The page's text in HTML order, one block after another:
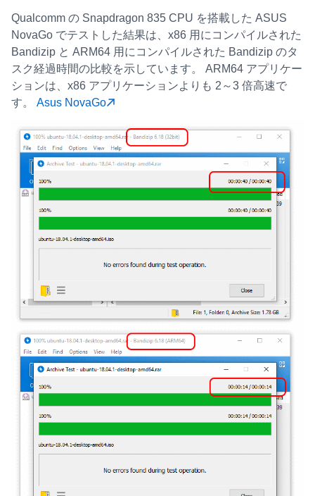
Qualcomm の Snapdragon 835 CPU を搭載した ASUS
NovaGo でテストした結果は、x86 用にコンパイルされた
Bandizip と ARM64 用にコンパイルされた Bandizip のタ
スク経過時間の比較を示しています。 ARM64 アプリケー
ションは、x86 アプリケーションよりも 2～3 倍高速で
す。 Asus NovaGo